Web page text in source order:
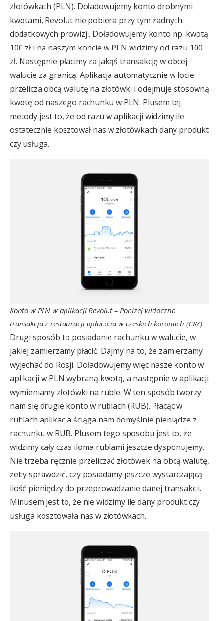
złotówkach (PLN). Doładowujemy konto drobnymi
kwotami, Revolut nie pobiera przy tym żadnych
dodatkowych prowizji. Doładowujemy konto np. kwotą
100 zł i na naszym koncie w PLN widzimy od razu 100
zł. Następnie płacimy za jakąś transakcję w obcej
walucie za granicą. Aplikacja automatycznie w locie
przelicza obcą walutę na złotówki i odejmuje stosowną
kwotę od naszego rachunku w PLN. Plusem tej
metody jest to, że od razu w aplikacji widzimy ile
ostatecznie kosztował nas w złotówkach dany produkt
czy usługa.
Konto w PLN w aplikacji Revolut – Poniżej widoczna
transakcja z restauracji opłacona w czeskich koronach (CKZ)
Drugi sposób to posiadanie rachunku w walucie, w
jakiej zamierzamy płacić. Dajmy na to, że zamierzamy
wyjechać do Rosji. Doładowujemy więc nasze konto w
aplikacji w PLN wybraną kwotą, a następnie w aplikacji
wymieniamy złotówki na ruble. W ten sposób tworzy
nam się drugie konto w rublach (RUB). Płacąc w
rublach aplikacja ściąga nam domyślnie pieniądze z
rachunku w RUB. Plusem tego sposobu jest to, że
widzimy cały czas iloma rublami jeszcze dysponujemy.
Nie trzeba ręcznie przeliczać złotówek na obcą walutę,
żeby sprawdzić, czy posiadamy jeszcze wystarczającą
ilość pieniędzy do przeprowadzanie danej transakcji.
Minusem jest to, że nie widzimy ile dany produkt czy
usługa kosztowała nas w złotówkach.